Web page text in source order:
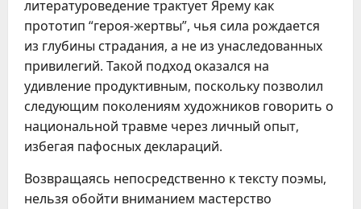
литературоведение трактует Ярему как
прототип “героя-жертвы”, чья сила рождается
из глубины страдания, а не из унаследованных
привилегий. Такой подход оказался на
удивление продуктивным, поскольку позволил
следующим поколениям художников говорить о
национальной травме через личный опыт,
избегая пафосных деклараций.
Возвращаясь непосредственно к тексту поэмы,
нельзя обойти вниманием мастерство